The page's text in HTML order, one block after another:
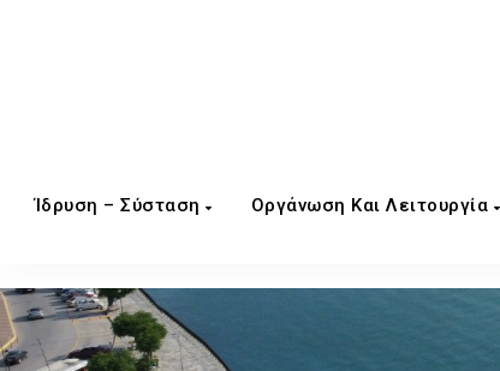
Ίδρυση – Σύσταση Οργάνωση Και Λειτουργία